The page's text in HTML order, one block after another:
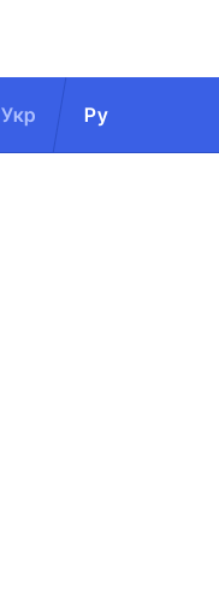
Укр Ру